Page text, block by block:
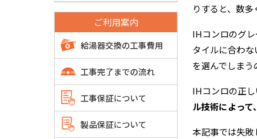
ご利用案内
給湯器交換の工事費用
工事完了までの流れ
工事保証について
製品保証について
りすると、数
IHコンロのグ
タイルに合わ
を選んでしまう
IHコンロの正し
ル技術によって
本記事では失